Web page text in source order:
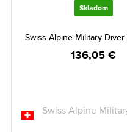
Skladom
Swiss Alpine Military Diver
136,05 €